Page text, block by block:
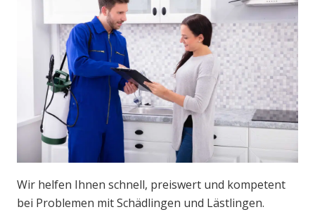
Wir helfen Ihnen schnell, preiswert und kompetent
bei Problemen mit Schädlingen und Lästlingen.